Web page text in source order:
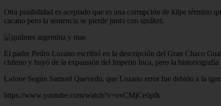
Otra posibilidad es aceptado que es una corrupción de kilpe término
cacano pero la sentencia se pierde junto con språket.
El padre Pedro Lozano escribió en la descripción del Gran Chaco
chileno y huyó de la expansión del Imperio Inca, pero la historiografía
Lafone Según Samuel Quevedo, que Lozano error fue debido a la
https://www.youtube.com/watch?v=ovCMjCe6pfk